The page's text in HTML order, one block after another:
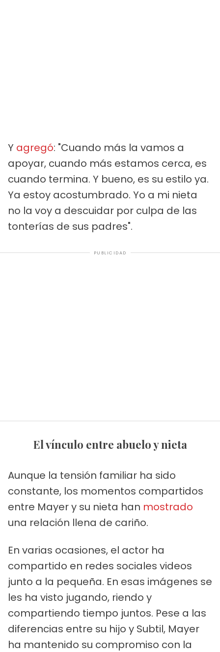
Y agregó: "Cuando más la vamos a
apoyar, cuando más estamos cerca, es
cuando termina. Y bueno, es su estilo ya.
Ya estoy acostumbrado. Yo a mi nieta
no la voy a descuidar por culpa de las
tonterías de sus padres".
PUBLICIDAD
El vínculo entre abuelo y nieta
Aunque la tensión familiar ha sido
constante, los momentos compartidos
entre Mayer y su nieta han mostrado
una relación llena de cariño.
En varias ocasiones, el actor ha
compartido en redes sociales videos
junto a la pequeña. En esas imágenes se
les ha visto jugando, riendo y
compartiendo tiempo juntos. Pese a las
diferencias entre su hijo y Subtil, Mayer
ha mantenido su compromiso con la